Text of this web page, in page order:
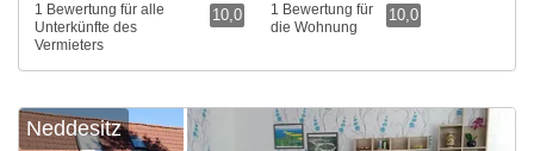
1 Bewertung für alle
Unterkünfte des
Vermieters
10,0
1 Bewertung für
die Wohnung
10,0
Neddesitz